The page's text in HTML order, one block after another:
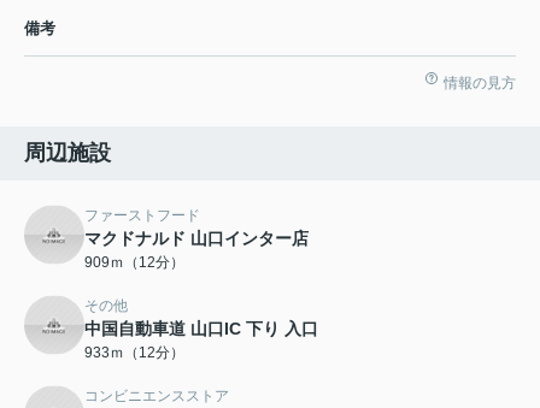
備考
情報の見方
周辺施設
ファーストフード
マクドナルド 山口インター店
909ｍ（12分）
その他
中国自動車道 山口IC 下り 入口
933ｍ（12分）
コンビニエンスストア